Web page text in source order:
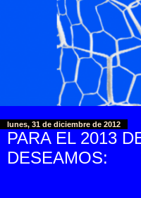
lunes, 31 de diciembre de 2012
PARA EL 2013
DESEAMOS: